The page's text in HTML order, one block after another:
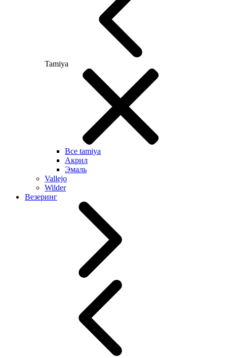
Tamiya
Все tamiya
Акрил
Эмаль
Vallejo
Wilder
Везеринг